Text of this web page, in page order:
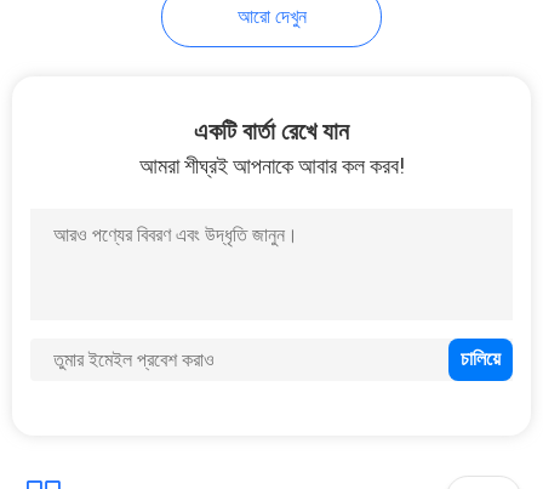
প্লাস্টিকের তেল পাম্প
আরো দেখুন
একটি বার্তা রেখে যান
আমরা শীঘ্রই আপনাকে আবার কল করব!